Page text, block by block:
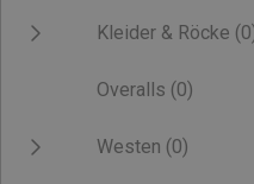
Kleider & Röcke
Overalls (0)
Westen (0)